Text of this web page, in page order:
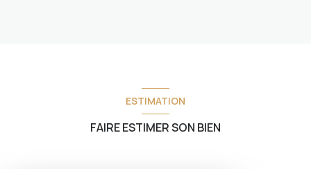
ESTIMATION
FAIRE ESTIMER SON BIEN